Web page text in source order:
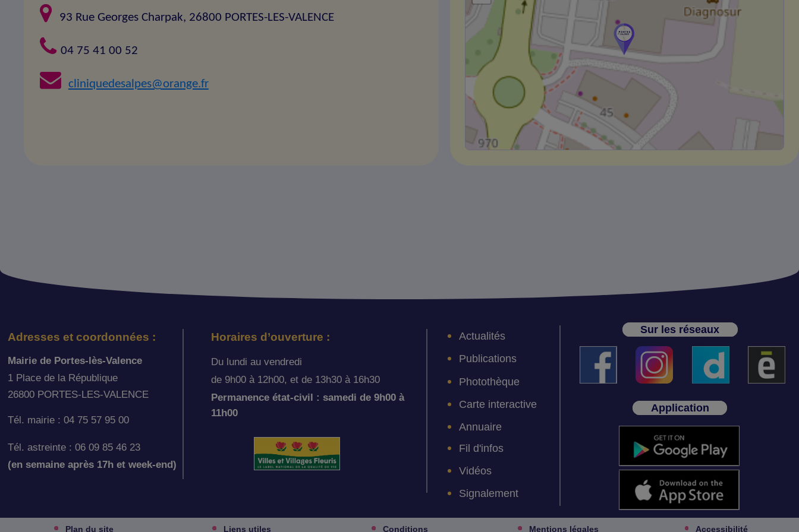
93 Rue Georges Charpak, 26800 PORTES-LES-VALENCE
04 75 41 00 52
cliniquedesalpes@orange.fr
Adresses et coordonnées :
Mairie de Portes-lès-Valence
1 Place de la République
26800 PORTES-LES-VALENCE
Tél. mairie : 04 75 57 95 00
Tél. astreinte : 06 09 85 46 23
(en semaine après 17h et week-end)
Horaires d’ouverture :
Du lundi au vendredi
de 9h00 à 12h00, et de 13h30 à 16h30
Permanence état-civil : samedi de 9h00 à
11h00
Actualités
Publications
Photothèque
Carte interactive
Annuaire
Fil d'infos
Vidéos
Signalement
Sur les réseaux
Application
Plan du site Liens utiles Conditions Mentions légales Accessibilité